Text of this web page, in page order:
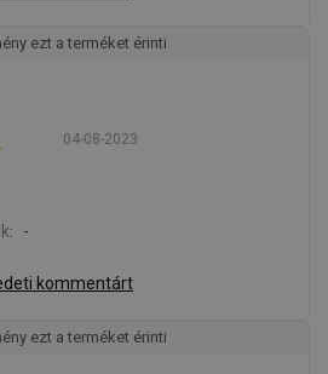
ezt a terméket érinti
04-08-2023
-
kommentárt
ezt a terméket érinti